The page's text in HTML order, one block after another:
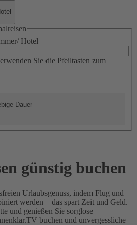
Hotel
Sie die Pfeiltasten zum
Dauer
günstig buchen
Urlaubsgenuss, indem Flug und
werden – das spart Zeit und Geld.
und genießen Sie sorglose
buchen und unvergessliche